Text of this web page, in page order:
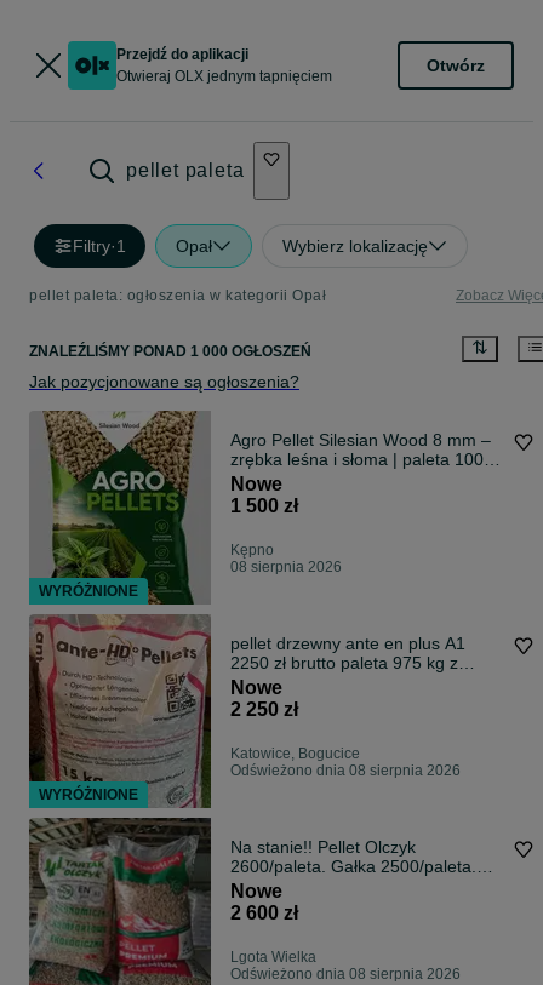
Przejdź do aplikacji
Otwieraj OLX jednym tapnięciem
Otwórz
pellet paleta
Filtry·1 Opał Wybierz lokalizację
pellet paleta: ogłoszenia w kategorii Opał Zobacz
ZNALEŹLIŚMY PONAD 1 000 OGŁOSZEŃ
Jak pozycjonowane są ogłoszenia?
Agro Pellet Silesian Wood 8 mm –
zrębka leśna i słoma | paleta 1000
kg
Nowe
1 500 zł
Kępno
08 sierpnia 2026
pellet drzewny ante en plus A1
2250 zł brutto paleta 975 kg z
dostawą w całej Polsce -płatnością
u kuriera
Nowe
2 250 zł
Katowice, Bogucice
Odświeżono dnia 08 sierpnia 2026
Na stanie!! Pellet Olczyk
2600/paleta. Gałka 2500/paleta.
Kamieńsk Kleszczów Sulmierzyce.
Nowe
2 600 zł
Lgota Wielka
Odświeżono dnia 08 sierpnia 2026
WYRÓŻNIONE
WYRÓŻNIONE